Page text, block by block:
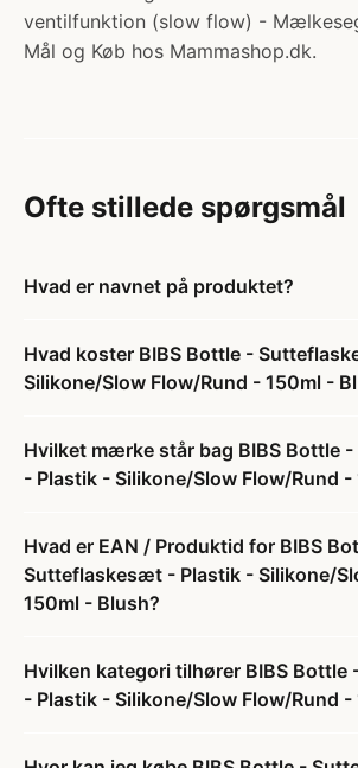
ventilfunktion (slow flow) -
Mål og Køb hos Mammashop.dk.
Ofte stillede spørgsmål
Hvad er navnet på produktet?
Hvad koster BIBS Bottle -
Silikone/Slow Flow/Rund - 150ml -
Hvilket mærke står bag BIBS Bottle
- Plastik - Silikone/Slow Flow/Rund
Hvad er EAN / Produktid for BIBS
Sutteflaskesæt - Plastik - Silikone/
150ml - Blush?
Hvilken kategori tilhører BIBS
- Plastik - Silikone/Slow Flow/Rund